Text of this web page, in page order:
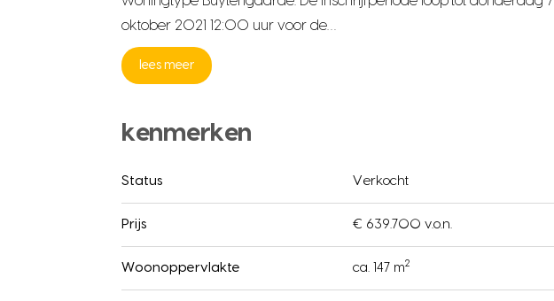
oktober 2021 12:00 uur voor de…
lees meer
kenmerken
Status Verkocht
Prijs € 639.700 v.o.n.
Woonoppervlakte ca. 147 m2